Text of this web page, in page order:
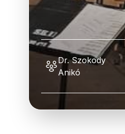
Dr. Szokody
Anikó